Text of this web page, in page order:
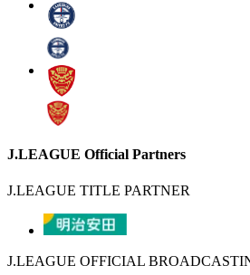
J.LEAGUE Official Partners
J.LEAGUE TITLE PARTNER
J.LEAGUE OFFICIAL